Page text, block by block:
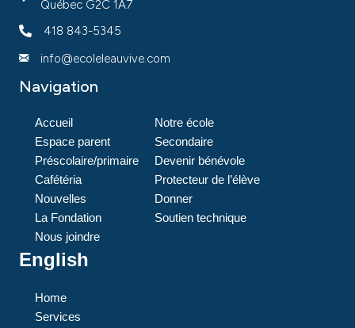
Québec G2C 1A7
418 843-5345
info@ecoleleauvive.com
Navigation
Accueil
Espace parent
Préscolaire/primaire
Cafétéria
Nouvelles
La Fondation
Nous joindre
Notre école
Secondaire
Devenir bénévole
Protecteur de l’élève
Donner
Soutien technique
English
Home
Services